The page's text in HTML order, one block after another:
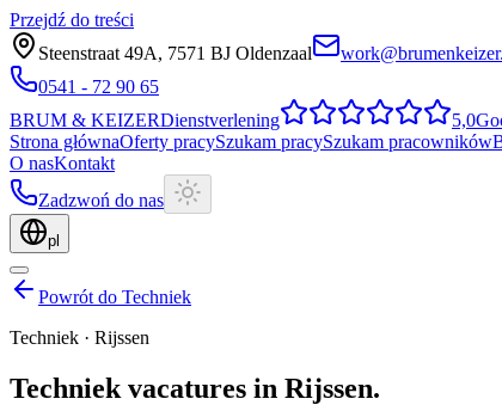
Przejdź do treści
Steenstraat 49A, 7571 BJ Oldenzaal
0541 - 72 90 65
BRUM & KEIZERDienstverlening 5,0
Strona głównaOferty pracySzukam pracySzukam pracowników
O nasKontakt
Zadzwoń do nas
pl
Powrót do Techniek
Techniek · Rijssen
Techniek vacatures in Rijssen.